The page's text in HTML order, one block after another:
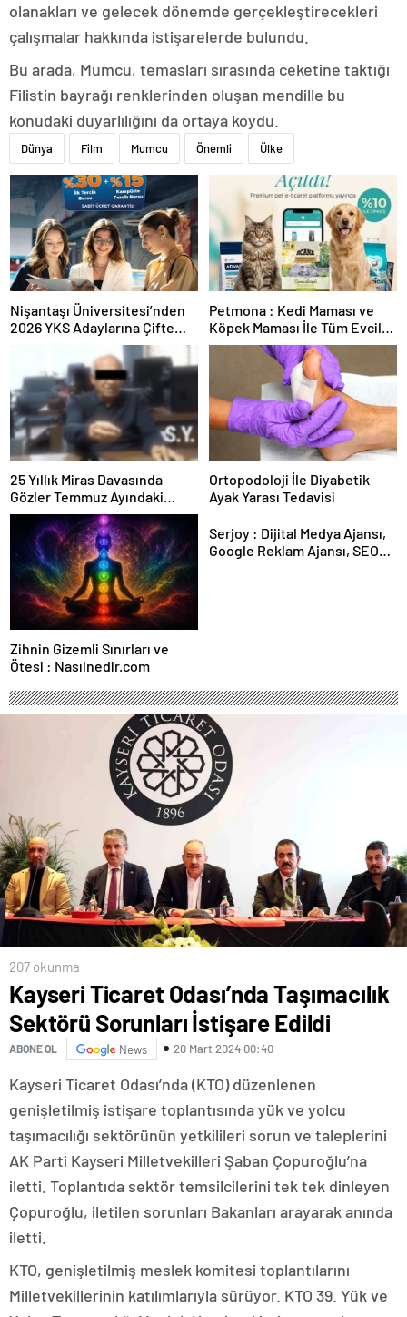
olanakları ve gelecek dönemde gerçekleştirecekleri
çalışmalar hakkında istişarelerde bulundu.
Bu arada, Mumcu, temasları sırasında ceketine taktığı
Filistin bayrağı renklerinden oluşan mendille bu
konudaki duyarlılığını da ortaya koydu.
Dünya Film Mumcu Önemli Ülke
Nişantaşı Üniversitesi’nden
2026 YKS Adaylarına Çifte
Güvence: Sabit Ücret ve
Kesintisiz Burs
Petmona : Kedi Maması ve
Köpek Maması İle Tüm Evcil
Hayvan Ürünleri
25 Yıllık Miras Davasında
Gözler Temmuz Ayındaki
Karar Duruşmasına Çevrildi
Ortopodoloji İle Diyabetik
Ayak Yarası Tedavisi
Zihnin Gizemli Sınırları ve
Ötesi : Nasılnedir.com
Serjoy : Dijital Medya Ajansı,
Google Reklam Ajansı, SEO
207 okunma
Kayseri Ticaret Odası’nda Taşımacılık
Sektörü Sorunları İstişare Edildi
ABONE OL News 20 Mart 2024 00:40
Kayseri Ticaret Odası’nda (KTO) düzenlenen
genişletilmiş istişare toplantısında yük ve yolcu
taşımacılığı sektörünün yetkilileri sorun ve taleplerini
AK Parti Kayseri Milletvekilleri Şaban Çopuroğlu’na
iletti. Toplantıda sektör temsilcilerini tek tek dinleyen
Çopuroğlu, iletilen sorunları Bakanları arayarak anında
iletti.
KTO, genişletilmiş meslek komitesi toplantılarını
Milletvekillerinin katılımlarıyla sürüyor. KTO 39. Yük ve